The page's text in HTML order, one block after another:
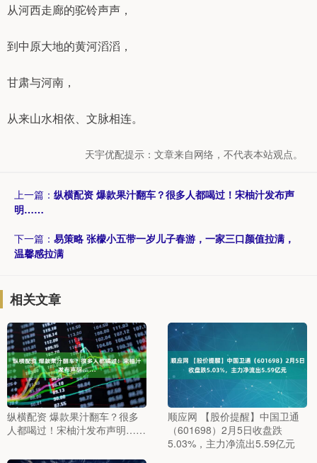
从河西走廊的驼铃声声，
到中原大地的黄河滔滔，
甘肃与河南，
从来山水相依、文脉相连。
天宇优配提示：文章来自网络，不代表本站观点。
上一篇： 纵横配资 爆款果汁翻车？很多人都喝过！宋柚汁发布声
明……
下一篇： 易策略 张檬小五带一岁儿子春游，一家三口颜值拉满，
温馨感拉满
相关文章
纵横配资 爆款果汁翻车？很多
人都喝过！宋柚汁发布声明……
顺应网 【股价提醒】中国卫通
（601698）2月5日收盘跌
5.03%，主力净流出5.59亿元